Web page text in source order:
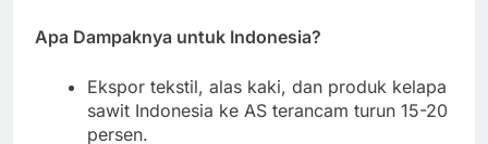
Apa Dampaknya untuk Indonesia?
Ekspor tekstil, alas kaki, dan produk kelapa
sawit Indonesia ke AS terancam turun 15-20
persen.